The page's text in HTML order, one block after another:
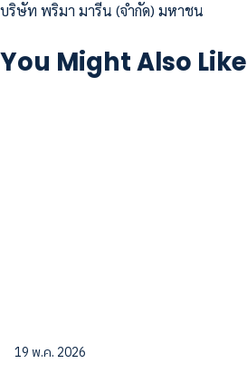
บริษัท พริมา มารีน (จำกัด) มหาชน
You Might Also Like
19 พ.ค. 2026